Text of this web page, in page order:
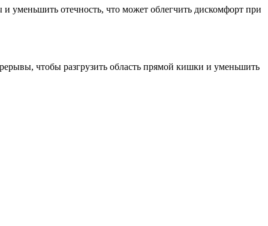
уменьшить отечность, что может облегчить дискомфорт при
чтобы разгрузить область прямой кишки и уменьшить